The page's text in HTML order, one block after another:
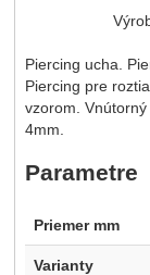
Piercing ucha.
Piercing pre
vzorom.
4mm.
Parametre
Priemer mm
Varianty